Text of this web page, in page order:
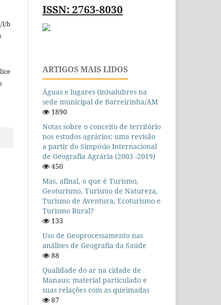
l/b
ISSN: 2763-8030
ARTIGOS MAIS LIDOS
Águas e lugares (in)salubres na
sede municipal de Barreirinha/AM
1890
Notas sobre o conceito de território
nos estudos agrários: uma revisão
a partir do Simpósio Internacional
de Geografia Agrária (2003 -2019)
450
Mas, afinal, o que é Turismo,
Geoturismo, Turismo de Natureza,
Turismo de Aventura, Ecoturismo e
Turismo Rural?
133
Uso de Geoprocessamento nas
análises de Geografia da Saúde
88
Qualidade do ar na cidade de
Manaus: material particulado e
suas relações com as queimadas
87